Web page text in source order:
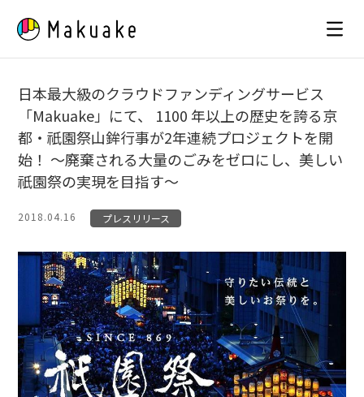
content
日本最大級のクラウドファンディングサービス
「Makuake」にて、 1100 年以上の歴史を誇る京
都・祇園祭山鉾行事が2年連続プロジェクトを開
始！ 〜廃棄される大量のごみをゼロにし、美しい
祇園祭の実現を目指す〜
2018.04.16 プレスリリース